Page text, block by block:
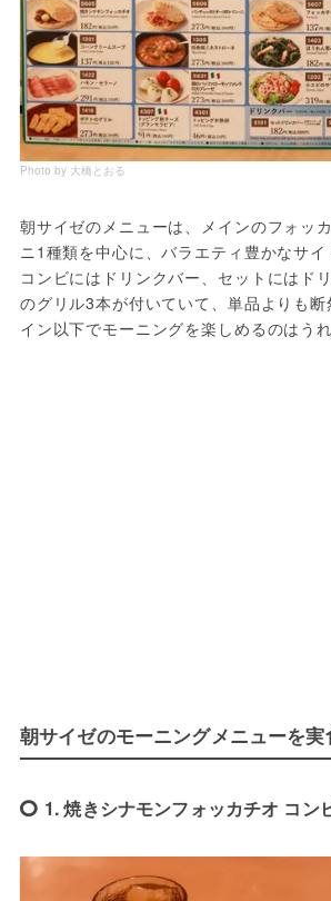
Photo by 大橋とおる
朝サイゼのメニューは、メインのフォッ
ニ1種類を中心に、バラエティ豊かなサイ
コンビにはドリンクバー、セットにはド
のグリル3本が付いていて、単品よりも
イン以下でモーニングを楽しめるのはう
朝サイゼのモーニングメニューを実
1. 焼きシナモンフォッカチオ コン